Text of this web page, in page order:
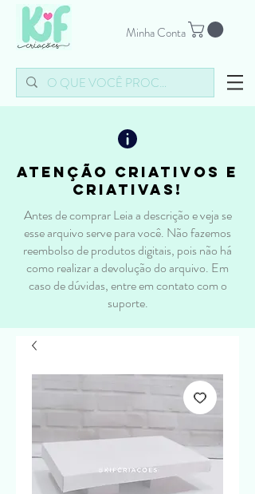
Minha Conta
atenção criativos e
criativas!
Antes de comprar Leia a descrição e veja se
esse arquivo serve para você. Não fazemos
reembolso de produtos digitais, pois não há
como realizar a devolução do arquivo. Em
caso de dúvidas, entre em contato com o
suporte.